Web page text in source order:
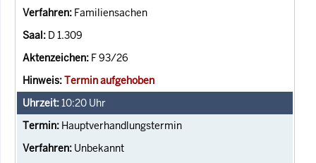
Familiensachen
D 1.309
F 93/26
Termin aufgehoben
10:20 Uhr
Hauptverhandlungstermin
Unbekannt